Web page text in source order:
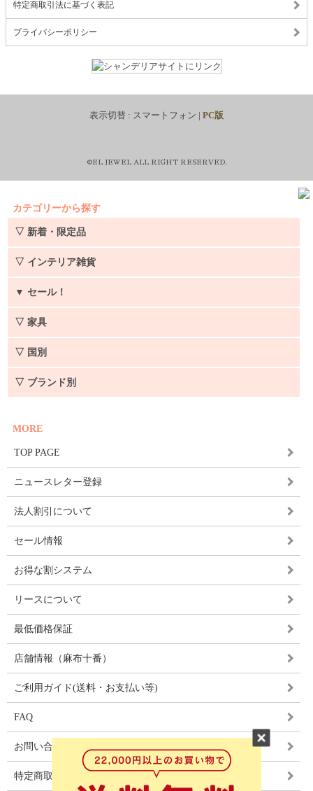
特定商取引法に基づく表記
プライバシーポリシー
表示切替 : スマートフォン | PC版
©EL JEWEL ALL RIGHT RESERVED.
カテゴリーから探す
▽ 新着・限定品
▽ インテリア雑貨
▼ セール！
▽ 家具
▽ 国別
▽ ブランド別
MORE
TOP PAGE
ニュースレター登録
法人割引について
セール情報
お得な割システム
リースについて
最低価格保証
店舗情報（麻布十番）
ご利用ガイド(送料・お支払い等)
FAQ
お問い合わせ
特定商取引法に基づく表記